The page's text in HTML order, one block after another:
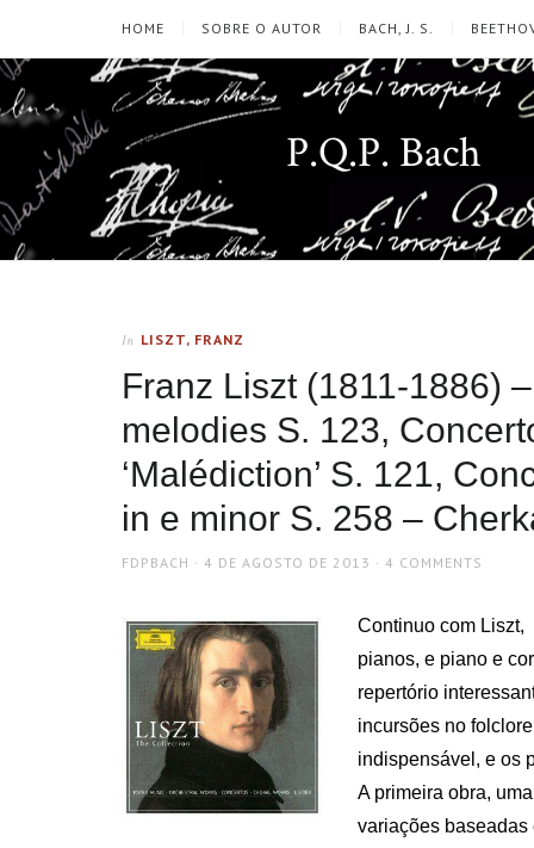
HOME SOBRE O AUTOR BACH, J. S.
P.Q.P. Bach
In LISZT, FRANZ
Franz Liszt (1811-1886)
melodies S. 123,
‘Malédiction’ S. 121,
in e minor S. 258 –
AUTHOR
FDPBACH
POSTED
4 DE AGOSTO DE 2013 4 COMMENTS
Continuo com Liszt,
pianos, e piano e
repertório
incursões no
indispensável, e os
A primeira obra,
variações